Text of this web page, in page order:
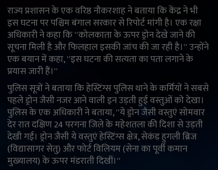
राज्य प्रशासन के एक वरिष्ठ नौकरशाह ने बताया कि केंद्र ने भी
इस घटना पर पश्चिम बंगाल सरकार से रिपोर्ट मांगी है। एक रक्षा
अधिकारी ने कहा कि ''कोलकाता के ऊपर ड्रोन देखे जाने की
सूचना मिली है और फिलहाल इसकी जांच की जा रही है।'' उन्होंने
एक बयान में कहा, ''इस घटना की सत्यता का पता लगाने के
प्रयास जारी हैं।''
पुलिस सूत्रों ने बताया कि हेस्टिंग्स पुलिस थाने के कर्मियों ने सबसे
पहले ड्रोन जैसी नजर आने वाली इन उड़ती हुई वस्तुओं को देखा।
पुलिस के एक अधिकारी ने बताया, ''ये ड्रोन जैसी वस्तुएं सोमवार
देर रात दक्षिण 24 परगना जिले के महेशतला की दिशा से उड़ती
देखी गईं। ड्रोन जैसी ये वस्तुएं हेस्टिंग्स क्षेत्र, सेकंड हुगली ब्रिज
(विद्यासागर सेतु) और फोर्ट विलियम (सेना का पूर्वी कमान
मुख्यालय) के ऊपर मंडराती दिखीं।''